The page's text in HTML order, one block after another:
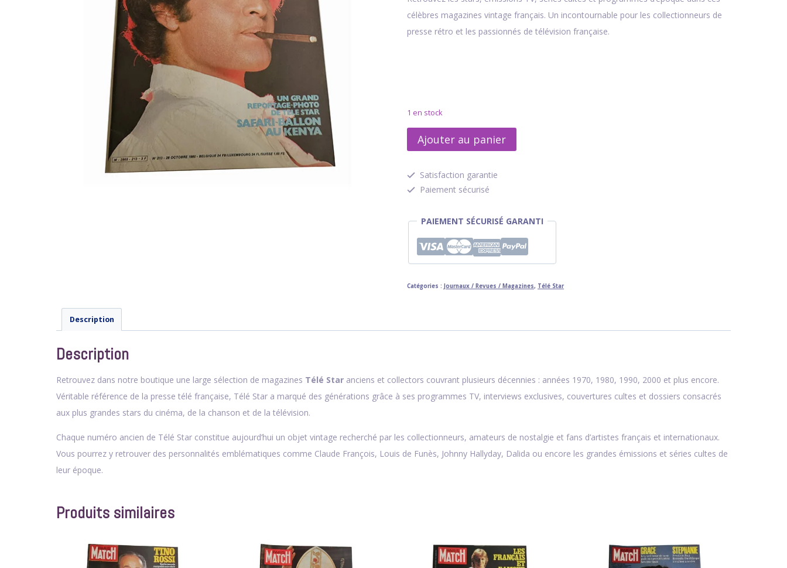
célèbres magazines vintage français. Un incontournable pour les collectionneurs de
presse rétro et les passionnés de télévision française.
1 en stock
quantité
de
Star
N213
octobre
1980
Joe
Ajouter au panier
Satisfaction garantie
Paiement sécurisé
PAIEMENT SÉCURISÉ GARANTI
Catégories :Journaux / Revues / Magazines, Télé Star
Description
Description
Retrouvez dans notre boutique une large sélection de magazines Télé Star anciens et collectors couvrant plusieurs décennies : années 1970, 1980, 1990, 2000 et plus encore.
Véritable référence de la presse télé française, Télé Star a marqué des générations grâce à ses programmes TV, interviews exclusives, couvertures cultes et dossiers consacrés
aux plus grandes stars du cinéma, de la chanson et de la télévision.
Chaque numéro ancien de Télé Star constitue aujourd’hui un objet vintage recherché par les collectionneurs, amateurs de nostalgie et fans d’artistes français et internationaux.
Vous pourrez y retrouver des personnalités emblématiques comme Claude François, Louis de Funès, Johnny Hallyday, Dalida ou encore les grandes émissions et séries cultes de
leur époque.
Produits similaires